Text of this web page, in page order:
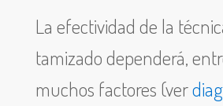
La efectividad de la
tamizado dependerá,
muchos factores (ver